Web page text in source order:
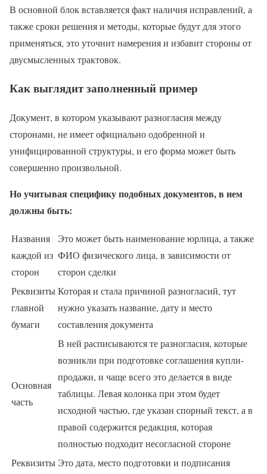
В основной блок вставляется факт наличия исправлений, а
также сроки решения и методы, которые будут для этого
применяться, это уточнит намерения и избавит стороны от
двусмысленных трактовок.
Как выглядит заполненный пример
Документ, в котором указывают разногласия между
сторонами, не имеет официально одобренной и
унифицированной структуры, и его форма может быть
совершенно произвольной.
Но учитывая специфику подобных документов, в нем
должны быть:
Названия
каждой из
сторон
Это может быть наименование юрлица, а также
ФИО физического лица, в зависимости от
сторон сделки
Реквизиты
главной
бумаги
Которая и стала причиной разногласий, тут
нужно указать название, дату и место
составления документа
Основная
часть
В ней расписываются те разногласия, которые
возникли при подготовке соглашения купли-
продажи, и чаще всего это делается в виде
таблицы. Левая колонка при этом будет
исходной частью, где указан спорный текст, а в
правой содержится редакция, которая
полностью подходит несогласной стороне
Реквизиты Это дата, место подготовки и подписания